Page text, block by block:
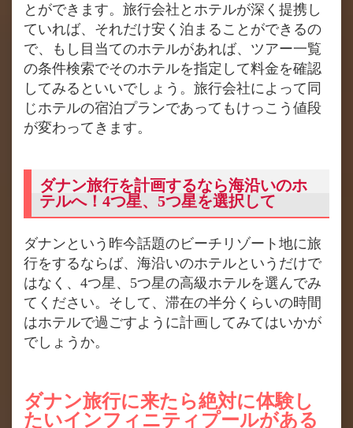
とができます。旅行会社とホテルが深く提携し
ていれば、それだけ安く泊まることができるの
で、もし目当てのホテルがあれば、ツアー一覧
の条件検索でそのホテルを指定して料金を確認
してみるといいでしょう。旅行会社によって同
じホテルの宿泊プランであってもけっこう値段
が変わってきます。
ダナン旅行を計画するなら海沿いのホ
テルへ！4つ星、5つ星を選択して
ダナンという昨今話題のビーチリゾート地に旅
行をするならば、海沿いのホテルというだけで
はなく、4つ星、5つ星の高級ホテルを選んでみ
てください。そして、滞在の半分くらいの時間
はホテルで過ごすように計画してみてはいかが
でしょうか。
ダナン旅行に来たら絶対に体験し
たいインフィニティプールがある